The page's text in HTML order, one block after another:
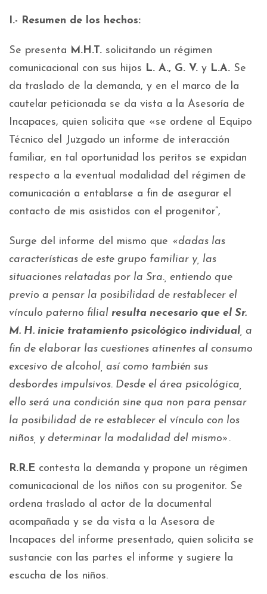
I.- Resumen de los hechos:
Se presenta M.H.T. solicitando un régimen
comunicacional con sus hijos L. A., G. V. y L.A. Se
da traslado de la demanda, y en el marco de la
cautelar peticionada se da vista a la Asesoría de
Incapaces, quien solicita que «se ordene al Equipo
Técnico del Juzgado un informe de interacción
familiar, en tal oportunidad los peritos se expidan
respecto a la eventual modalidad del régimen de
comunicación a entablarse a fin de asegurar el
contacto de mis asistidos con el progenitor”,
Surge del informe del mismo que «dadas las
características de este grupo familiar y, las
situaciones relatadas por la Sra., entiendo que
previo a pensar la posibilidad de restablecer el
vínculo paterno filial resulta necesario que el Sr.
M. H. inicie tratamiento psicológico individual , a
fin de elaborar las cuestiones atinentes al consumo
excesivo de alcohol, así como también sus
desbordes impulsivos. Desde el área psicológica,
ello será una condición sine qua non para pensar
la posibilidad de re establecer el vínculo con los
niños, y determinar la modalidad del mismo».
R.R.E contesta la demanda y propone un régimen
comunicacional de los niños con su progenitor. Se
ordena traslado al actor de la documental
acompañada y se da vista a la Asesora de
Incapaces del informe presentado, quien solicita se
sustancie con las partes el informe y sugiere la
escucha de los niños.